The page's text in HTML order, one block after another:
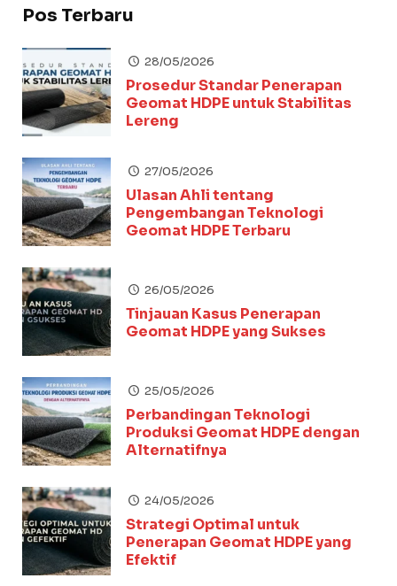
Pos Terbaru
28/05/2026
Prosedur Standar Penerapan
Geomat HDPE untuk Stabilitas
Lereng
27/05/2026
Ulasan Ahli tentang
Pengembangan Teknologi
Geomat HDPE Terbaru
26/05/2026
Tinjauan Kasus Penerapan
Geomat HDPE yang Sukses
25/05/2026
Perbandingan Teknologi
Produksi Geomat HDPE dengan
Alternatifnya
24/05/2026
Strategi Optimal untuk
Penerapan Geomat HDPE yang
Efektif